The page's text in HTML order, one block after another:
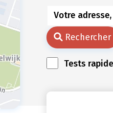
Rechercher
Tests